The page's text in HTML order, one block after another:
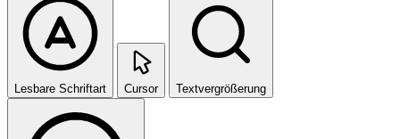
Lesbare Schriftart Cursor Textvergrößerung